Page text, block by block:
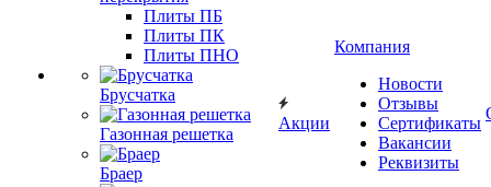
Плиты ПБ
Плиты ПК
Плиты ПНО
Брусчатка
Газонная решетка
Браер
Акции
Компания
Новости
Отзывы
Сертификаты
Вакансии
Реквизиты